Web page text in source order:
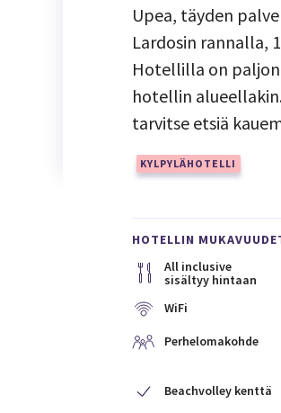
Upea, täyden
Lardosin rannalla,
Hotellilla on
hotellin
tarvitse etsiä
KYLPYLÄHOTELLI
HOTELLIN
All inclusive
sisältyy hintaan
WiFi
Perhelomakohde
Beachvolley kenttä